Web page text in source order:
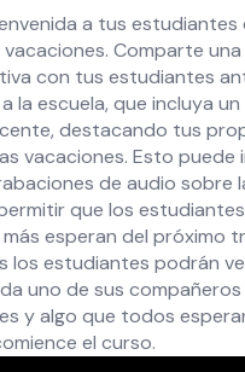
a tus
vacaciones. Comparte
con tus estudiantes
la escuela, que incluya
destacando tus
vacaciones. Esto puede
de audio sobre
que los
esperan del próximo
los estudiantes podrán
uno de sus compañeros
y algo que todos
el curso.